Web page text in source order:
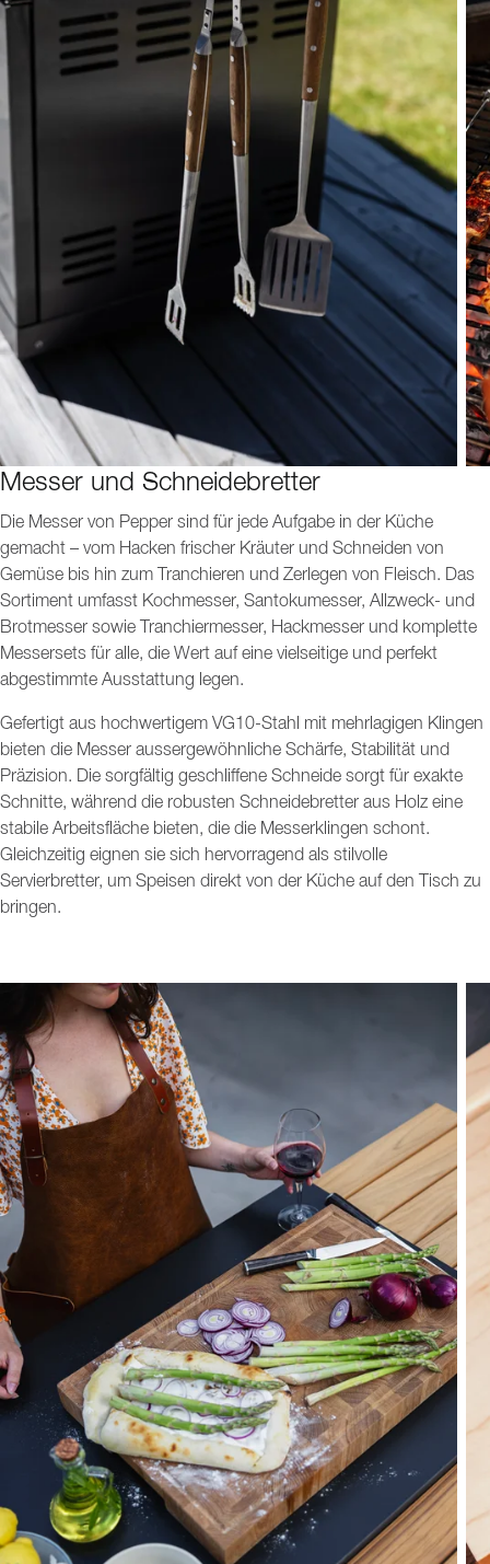
Messer und Schneidebretter
Die Messer von Pepper sind für jede Aufgabe in der Küche
gemacht – vom Hacken frischer Kräuter und Schneiden von
Gemüse bis hin zum Tranchieren und Zerlegen von Fleisch. Das
Sortiment umfasst Kochmesser, Santokumesser, Allzweck- und
Brotmesser sowie Tranchiermesser, Hackmesser und komplette
Messersets für alle, die Wert auf eine vielseitige und perfekt
abgestimmte Ausstattung legen.
Gefertigt aus hochwertigem VG10-Stahl mit mehrlagigen Klingen
bieten die Messer aussergewöhnliche Schärfe, Stabilität und
Präzision. Die sorgfältig geschliffene Schneide sorgt für exakte
Schnitte, während die robusten Schneidebretter aus Holz eine
stabile Arbeitsfläche bieten, die die Messerklingen schont.
Gleichzeitig eignen sie sich hervorragend als stilvolle
Servierbretter, um Speisen direkt von der Küche auf den Tisch zu
bringen.